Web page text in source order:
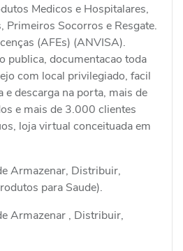
Medicos e Hospitalares,
Primeiros Socorros e Resgate.
(AFEs) (ANVISA).
publica, documentacao toda
com local privilegiado, facil
e descarga na porta, mais de
e mais de 3.000 clientes
loja virtual conceituada em
Armazenar, Distribuir,
para Saude).
Armazenar , Distribuir,